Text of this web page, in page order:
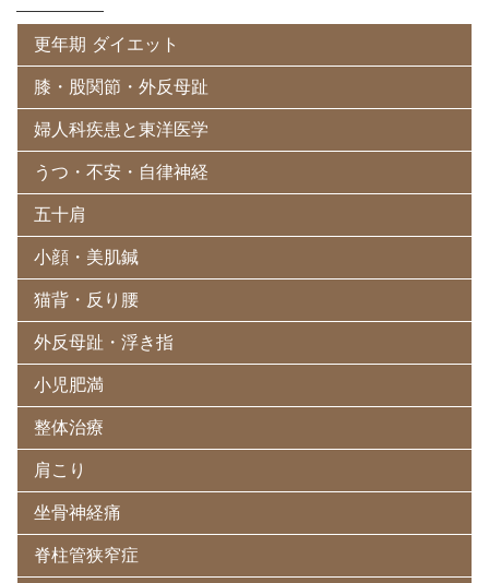
更年期 ダイエット
膝・股関節・外反母趾
婦人科疾患と東洋医学
うつ・不安・自律神経
五十肩
小顔・美肌鍼
猫背・反り腰
外反母趾・浮き指
小児肥満
整体治療
肩こり
坐骨神経痛
脊柱管狭窄症